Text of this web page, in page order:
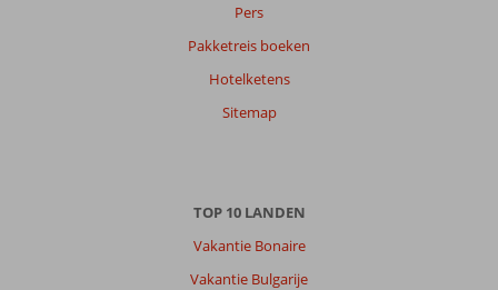
Pers
Pakketreis boeken
Hotelketens
Sitemap
TOP 10 LANDEN
Vakantie Bonaire
Vakantie Bulgarije